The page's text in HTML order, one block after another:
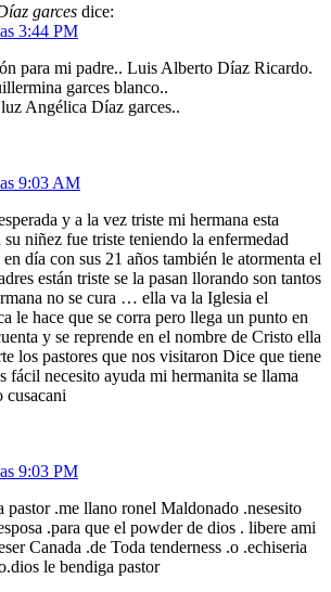
garces dice:
3:44 PM
para mi padre.. Luis Alberto Díaz Ricardo.
garces blanco..
Angélica Díaz garces..
9:03 AM
y a la vez triste mi hermana esta
su niñez fue triste teniendo la enfermedad
día con sus 21 años también le atormenta el
están triste se la pasan llorando son tantos
no se cura … ella va la Iglesia el
le hace que se corra pero llega un punto en
y se reprende en el nombre de Cristo ella
los pastores que nos visitaron Dice que tiene
fácil necesito ayuda mi hermanita se llama
cusacani
9:03 PM
pastor .me llano ronel Maldonado .nesesito
.para que el powder de dios . libere ami
Canada .de Toda tenderness .o .echiseria
le bendiga pastor